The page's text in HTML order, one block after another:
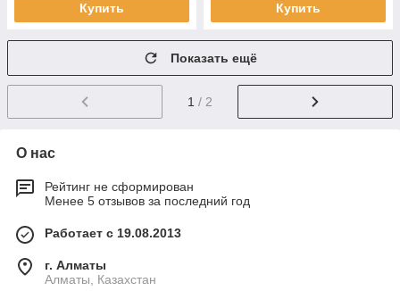
Купить Купить
Показать ещё
1 / 2
О нас
Рейтинг не сформирован
Менее 5 отзывов за последний год
Работает с 19.08.2013
г. Алматы
Алматы, Казахстан